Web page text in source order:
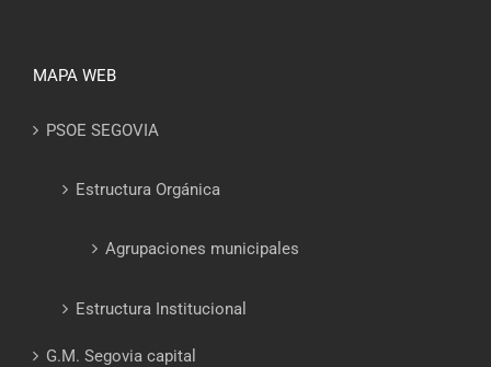
MAPA WEB
PSOE SEGOVIA
Estructura Orgánica
Agrupaciones municipales
Estructura Institucional
G.M. Segovia capital